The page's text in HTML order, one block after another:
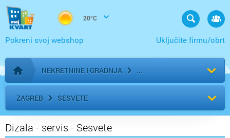
20°C
Uključite firmu/obrt
Pokreni svoj webshop
Početna stranica
NEKRETNINE I GRADNJA
ZAGREB SESVETE
Dizala - servis - Sesvete